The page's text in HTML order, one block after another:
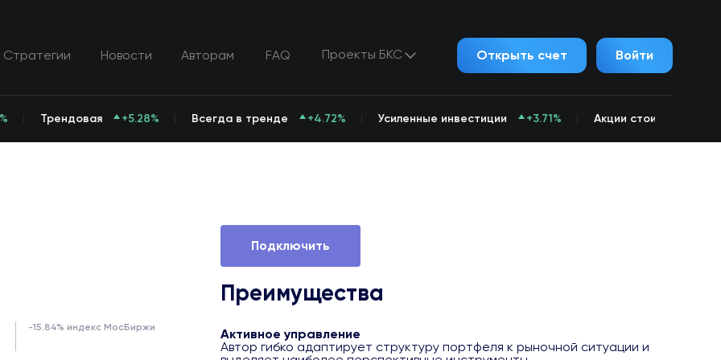
Стратегии Новости Авторам FAQ Проекты БКС Открыть счет Войти
Трендовая +5.28% Всегда в тренде +4.72% Усиленные инвестиции +3.71% Акции стоимости
-15.84% индекс МосБиржи
Подключить
Преимущества
Активное управление
Автор гибко адаптирует структуру портфеля к рыночной ситуации и